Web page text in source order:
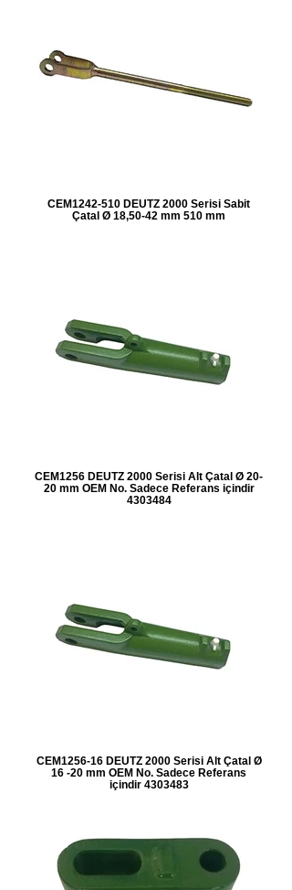
CEM1242-510 DEUTZ 2000 Serisi Sabit
Çatal Ø 18,50-42 mm 510 mm
CEM1256 DEUTZ 2000 Serisi Alt Çatal Ø 20-
20 mm OEM No. Sadece Referans içindir
4303484
CEM1256-16 DEUTZ 2000 Serisi Alt Çatal Ø
16 -20 mm OEM No. Sadece Referans
içindir 4303483